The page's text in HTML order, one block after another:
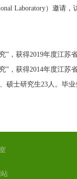
Laboratory）邀请，
”，获得2019年度江苏
”，获得2014年度江苏
硕士研究生23人。毕